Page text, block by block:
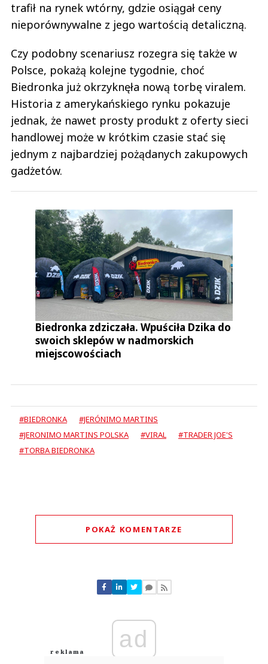
trafił na rynek wtórny, gdzie osiągał ceny
nieporównywalne z jego wartością detaliczną.
Czy podobny scenariusz rozegra się także w
Polsce, pokażą kolejne tygodnie, choć
Biedronka już okrzyknęła nową torbę viralem.
Historia z amerykańskiego rynku pokazuje
jednak, że nawet prosty produkt z oferty sieci
handlowej może w krótkim czasie stać się
jednym z najbardziej pożądanych zakupowych
gadżetów.
Biedronka zdziczała. Wpuściła Dzika do
swoich sklepów w nadmorskich
miejscowościach
#BIEDRONKA
#JERÓNIMO MARTINS
#JERONIMO MARTINS POLSKA
#VIRAL
#TRADER JOE'S
#TORBA BIEDRONKA
POKAŻ KOMENTARZE
Nie znaleziono komentarzy
Zostaw swoje komentarze
Anuluj
ad